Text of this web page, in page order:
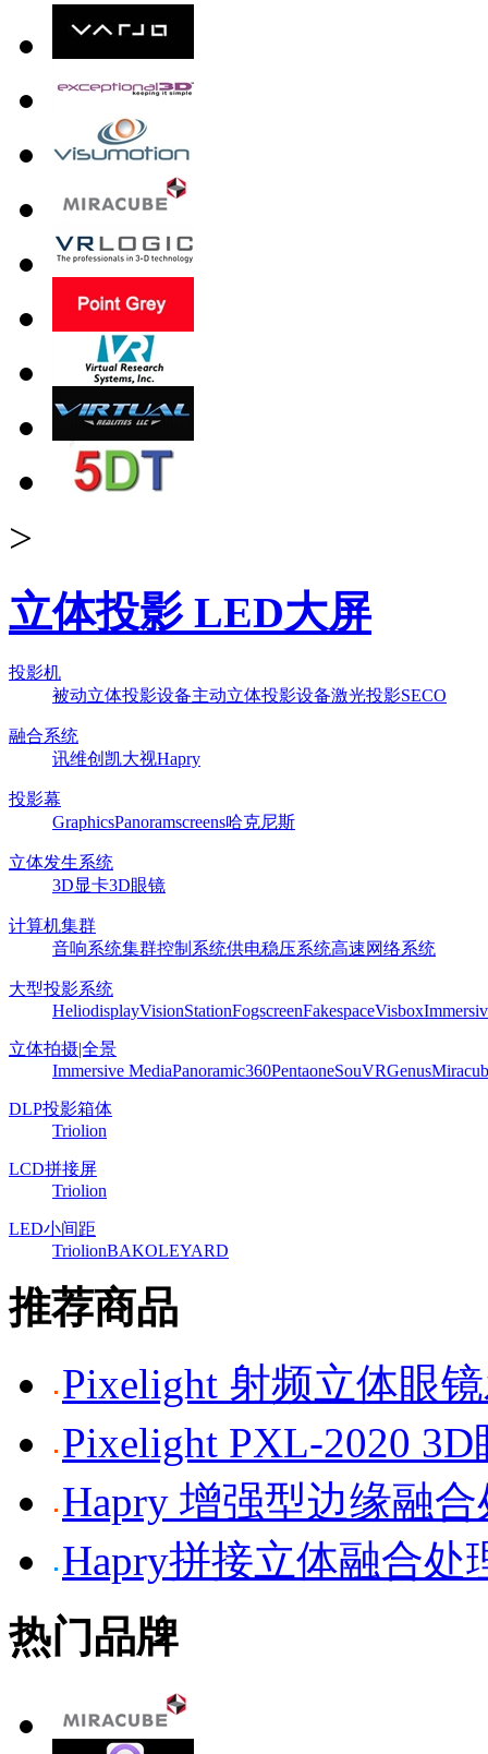
>
立体投影 LED大屏
投影机
被动立体投影设备主动立体投影设备激光投影SECO
融合系统
讯维创凯大视Hapry
投影幕
GraphicsPanoramscreens哈克尼斯
立体发生系统
3D显卡3D眼镜
计算机集群
音响系统集群控制系统供电稳压系统高速网络系统
大型投影系统
HeliodisplayVisionStationFogscreenFakespaceVisbox
立体拍摄|全景
Immersive MediaPanoramic360PentaoneSouVRGenus
DLP投影箱体
Triolion
LCD拼接屏
Triolion
LED小间距
TriolionBAKOLEYARD
推荐商品
Pixelight 射频立体眼
Pixelight PXL-2020 3D
Hapry 增强型边缘融
Hapry拼接立体融合处
热门品牌